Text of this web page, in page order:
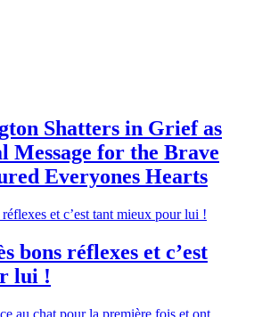
Shatters in Grief as
Message for the Brave
Everyones Hearts
bons réflexes et c’est
lui !